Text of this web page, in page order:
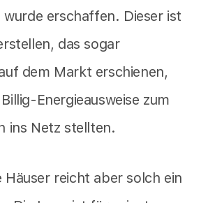
wurde erschaffen. Dieser ist
das sogar
dem Markt erschienen,
Energieausweise zum
ins Netz stellten.
Häuser reicht aber solch ein